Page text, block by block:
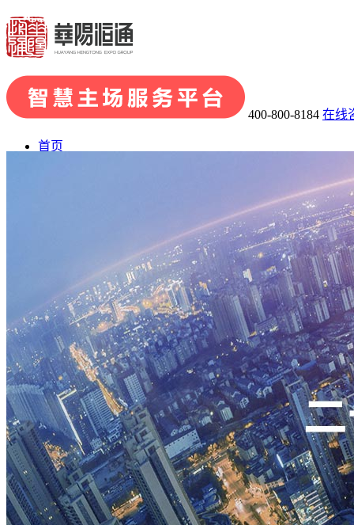
400-800-8184 在线
首页
· 企业文化
· 会展品牌策划· 会展组织及承办 · 主场运营管理· 场馆运
会展案例
展陈案例
新闻中心
联系我们
广招人才